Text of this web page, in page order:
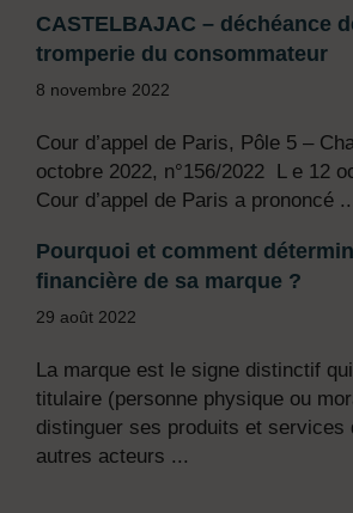
CASTELBAJAC – déchéance
tromperie du consommateur
8 novembre 2022
Cour d’appel de Paris, Pôle 5 –
octobre 2022, n°156/2022 L e 12
Cour d’appel de Paris a prononcé
Pourquoi et comment
financière de sa marque ?
29 août 2022
La marque est le signe distinctif
titulaire (personne physique ou
distinguer ses produits et services
autres acteurs ...